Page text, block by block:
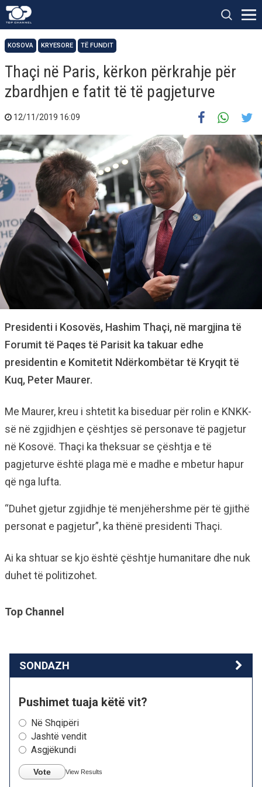
KOSOVA KRYESORE TË FUNDIT
Thaçi në Paris, kërkon përkrahje për
zbardhjen e fatit të të pagjeturve
12/11/2019 16:09
Presidenti i Kosovës, Hashim Thaçi, në margjina të
Forumit të Paqes të Parisit ka takuar edhe
presidentin e Komitetit Ndërkombëtar të Kryqit të
Kuq, Peter Maurer.
Me Maurer, kreu i shtetit ka biseduar për rolin e KNKK-
së në zgjidhjen e çështjes së personave të pagjetur
në Kosovë. Thaçi ka theksuar se çështja e të
pagjeturve është plaga më e madhe e mbetur hapur
që nga lufta.
“Duhet gjetur zgjidhje të menjëhershme për të gjithë
personat e pagjetur”, ka thënë presidenti Thaçi.
Ai ka shtuar se kjo është çështje humanitare dhe nuk
duhet të politizohet.
Top Channel
SONDAZH
Pushimet tuaja këtë vit?
Në Shqipëri
Jashtë vendit
Asgjëkundi
Vote View Results